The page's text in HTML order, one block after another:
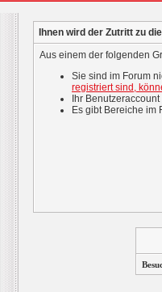
Ihnen wird der Zutritt zu
Aus einem der folgenden
Sie sind im Forum
registriert sind,
Ihr
Es gibt Bereiche im